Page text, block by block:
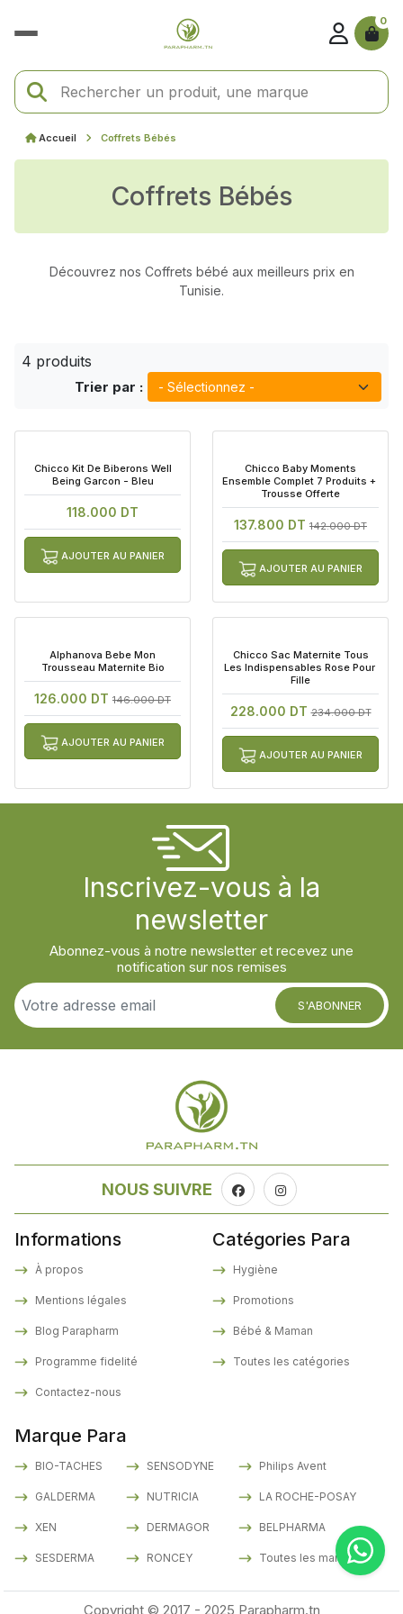
0
Accueil Coffrets Bébés
Coffrets Bébés
Découvrez nos Coffrets bébé aux meilleurs prix en
Tunisie.
4 produits
Trier par :
Chicco Kit De Biberons Well
Being Garcon - Bleu
118.000 DT
AJOUTER AU PANIER
Chicco Baby Moments
Ensemble Complet 7 Produits +
Trousse Offerte
137.800 DT 142.000 DT
AJOUTER AU PANIER
Alphanova Bebe Mon
Trousseau Maternite Bio
126.000 DT 146.000 DT
AJOUTER AU PANIER
Chicco Sac Maternite Tous
Les Indispensables Rose Pour
Fille
228.000 DT234.000 DT
AJOUTER AU PANIER
Inscrivez-vous à la
newsletter
Abonnez-vous à notre newsletter et recevez une
notification sur nos remises
S'ABONNER
NOUS SUIVRE
Informations
À propos
Mentions légales
Blog Parapharm
Programme fidelité
Contactez-nous
Marque Para
BIO-TACHES
GALDERMA
XEN
SESDERMA
SENSODYNE
NUTRICIA
DERMAGOR
RONCEY
Philips Avent
LA ROCHE-POSAY
BELPHARMA
Toutes les marques
Catégories Para
Hygiène
Promotions
Bébé & Maman
Toutes les catégories
Copyright © 2017 - 2025 Parapharm.tn